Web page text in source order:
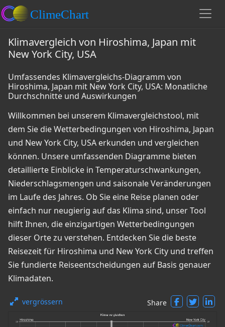
Klimavergleich von Hiroshima, Japan mit
New York City, USA
Umfassendes Klimavergleichs-Diagramm von
Hiroshima, Japan mit New York City, USA: Monatliche
Durchschnitte und Auswirkungen
Willkommen bei unserem Klimavergleichstool, mit
dem Sie die Wetterbedingungen von Hiroshima, Japan
und New York City, USA erkunden und vergleichen
können. Unsere umfassenden Diagramme bieten
detaillierte Einblicke in Temperaturschwankungen,
Niederschlagsmengen und saisonale Veränderungen
im Laufe des Jahres. Ob Sie eine Reise planen oder
einfach nur neugierig auf das Klima sind, unser Tool
hilft Ihnen, die einzigartigen Wetterbedingungen
dieser Orte zu verstehen. Entdecken Sie die beste
Reisezeit für Hiroshima und New York City und treffen
Sie fundierte Reiseentscheidungen auf Basis genauer
Klimadaten.
vergrössern Share